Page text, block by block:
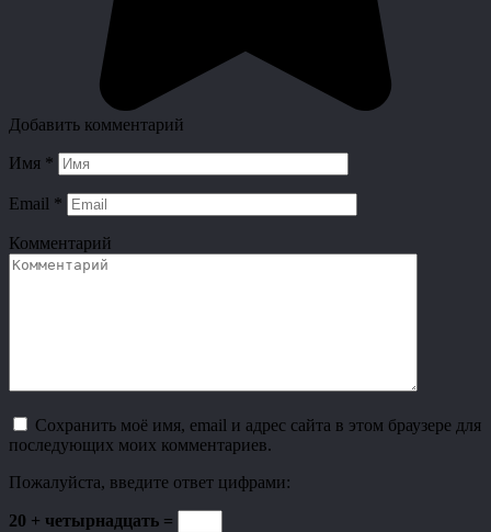
Добавить комментарий
Имя *
Email *
Комментарий
Сохранить моё имя, email и адрес сайта в этом браузере для
последующих моих комментариев.
Пожалуйста, введите ответ цифрами:
20 + четырнадцать =